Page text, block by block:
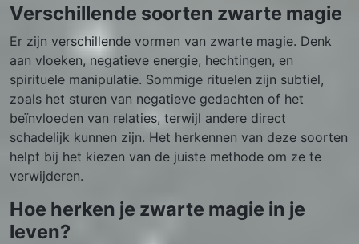
Verschillende soorten zwarte magie
Er zijn verschillende vormen van zwarte magie. Denk
aan vloeken, negatieve energie, hechtingen, en
spirituele manipulatie. Sommige rituelen zijn subtiel,
zoals het sturen van negatieve gedachten of het
beïnvloeden van relaties, terwijl andere direct
schadelijk kunnen zijn. Het herkennen van deze soorten
helpt bij het kiezen van de juiste methode om ze te
verwijderen.
Hoe herken je zwarte magie in je
leven?